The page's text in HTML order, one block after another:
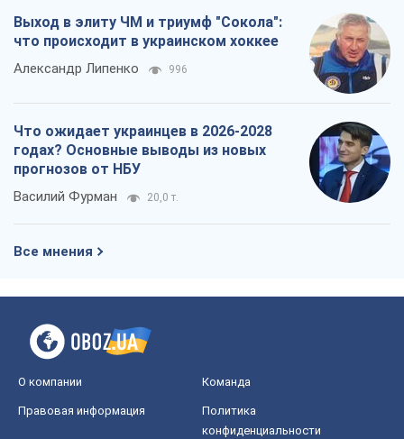
Выход в элиту ЧМ и триумф "Сокола":
что происходит в украинском хоккее
Александр Липенко 996
Что ожидает украинцев в 2026-2028
годах? Основные выводы из новых
прогнозов от НБУ
Василий Фурман 20,0 т.
Все мнения
О компании Команда
Правовая информация
Политика
конфиденциальности